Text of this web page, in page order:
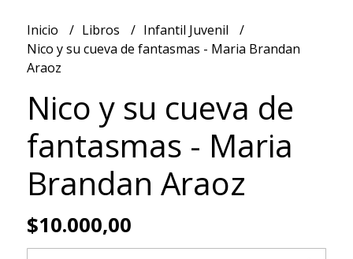
Inicio Libros
Infantil Juvenil
Nico y su cueva de fantasmas - Maria Brandan
Araoz
Nico y su cueva de
fantasmas - Maria
Brandan Araoz
$10.000,00